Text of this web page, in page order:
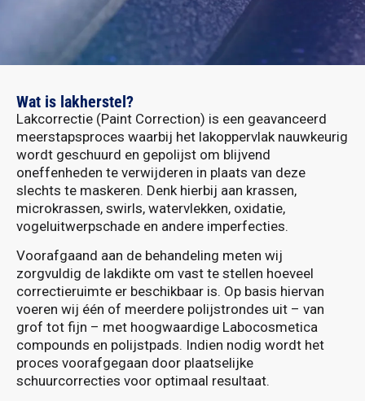
Wat is lakherstel?
Lakcorrectie (Paint Correction) is een geavanceerd
meerstapsproces waarbij het lakoppervlak nauwkeurig
wordt geschuurd en gepolijst om blijvend
oneffenheden te verwijderen in plaats van deze
slechts te maskeren. Denk hierbij aan krassen,
microkrassen, swirls, watervlekken, oxidatie,
vogeluitwerpschade en andere imperfecties.
Voorafgaand aan de behandeling meten wij
zorgvuldig de lakdikte om vast te stellen hoeveel
correctieruimte er beschikbaar is. Op basis hiervan
voeren wij één of meerdere polijstrondes uit – van
grof tot fijn – met hoogwaardige Labocosmetica
compounds en polijstpads. Indien nodig wordt het
proces voorafgegaan door plaatselijke
schuurcorrecties voor optimaal resultaat.